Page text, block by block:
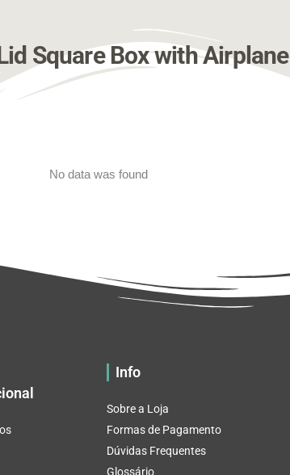
Square Box with Airplane
No data was found
Info
Sobre a Loja
Formas de Pagamento
Dúvidas Frequentes
Glossário